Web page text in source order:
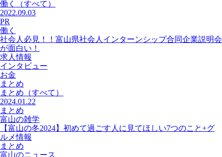
働く
（すべて）
2022.09.03
PR
働く
社会人必見！！富山県社会人インターンシップ合同企業説明会
が面白い！
求人情報
インタビュー
お金
まとめ
まとめ （すべて）
2024.01.22
まとめ
富山の雑学
【富山の冬2024】初めて過ごす人に見てほしい7つのこと+グ
ルメ情報
まとめ
富山のニュース